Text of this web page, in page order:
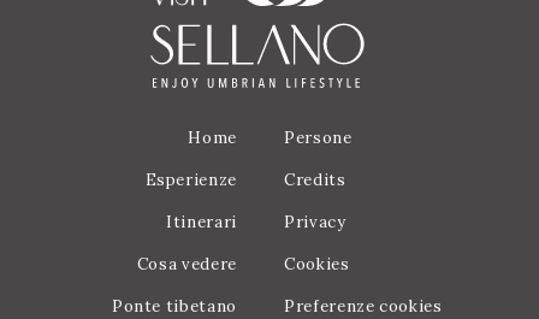
Home
Esperienze
Itinerari
Cosa vedere
Ponte tibetano
Persone
Credits
Privacy
Cookies
Preferenze cookies